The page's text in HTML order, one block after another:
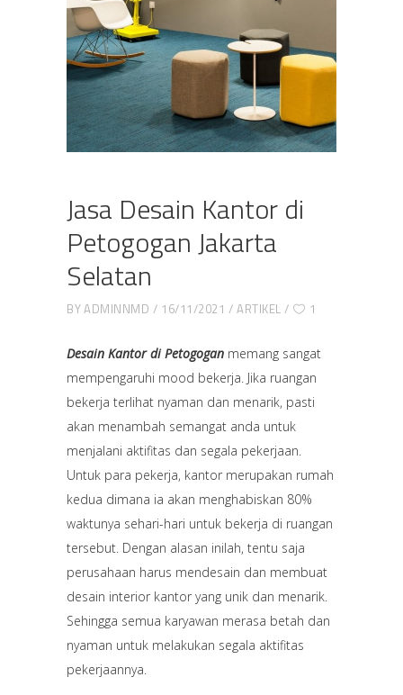
Jasa Desain Kantor di
Petogogan Jakarta
Selatan
BYADMINNMD 16/11/2021 ARTIKEL 1
Desain Kantor di Petogogan memang sangat
mempengaruhi mood bekerja. Jika ruangan
bekerja terlihat nyaman dan menarik, pasti
akan menambah semangat anda untuk
menjalani aktifitas dan segala pekerjaan.
Untuk para pekerja, kantor merupakan rumah
kedua dimana ia akan menghabiskan 80%
waktunya sehari-hari untuk bekerja di ruangan
tersebut. Dengan alasan inilah, tentu saja
perusahaan harus mendesain dan membuat
desain interior kantor yang unik dan menarik.
Sehingga semua karyawan merasa betah dan
nyaman untuk melakukan segala aktifitas
pekerjaannya.